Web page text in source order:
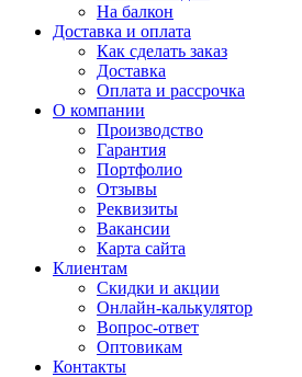
На балкон
Доставка и оплата
Как сделать заказ
Доставка
Оплата и рассрочка
О компании
Производство
Гарантия
Портфолио
Отзывы
Реквизиты
Вакансии
Карта сайта
Клиентам
Скидки и акции
Онлайн-калькулятор
Вопрос-ответ
Оптовикам
Контакты